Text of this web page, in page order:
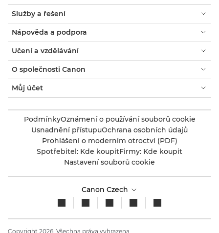
Služby a řešení
Nápověda a podpora
Učení a vzdělávání
O společnosti Canon
Můj účet
PodmínkyOznámení o používání souborů cookie
Usnadnění přístupuOchrana osobních údajů
Prohlášení o moderním otroctví (PDF)
Spotřebitel: Kde koupitFirmy: Kde koupit
Nastavení souborů cookie
Canon Czech
Copyright 2026. Všechna práva vyhrazena.